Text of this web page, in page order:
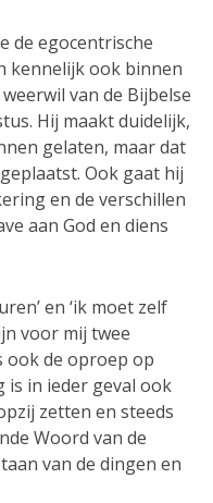
de egocentrische
kennelijk ook binnen
van de Bijbelse
Hij maakt duidelijk,
gelaten, maar dat
Ook gaat hij
en de verschillen
aan God en diens
en ‘ik moet zelf
voor mij twee
ook de oproep op
is in ieder geval ook
zetten en steeds
Woord van de
van de dingen en